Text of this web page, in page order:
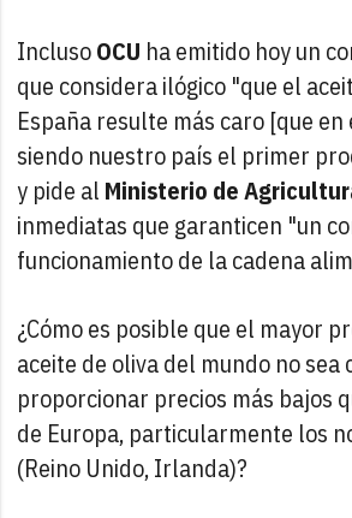
InclusoOCU ha emitido hoy un
que considera ilógico "que el
España resulte más caro [que
siendo nuestro país el primer
y pide al Ministerio de
inmediatas que garanticen "un
funcionamiento de la cadena
¿Cómo es posible que el mayor
aceite de oliva del mundo no sea
proporcionar precios más bajos
de Europa, particularmente los
(Reino Unido, Irlanda)?